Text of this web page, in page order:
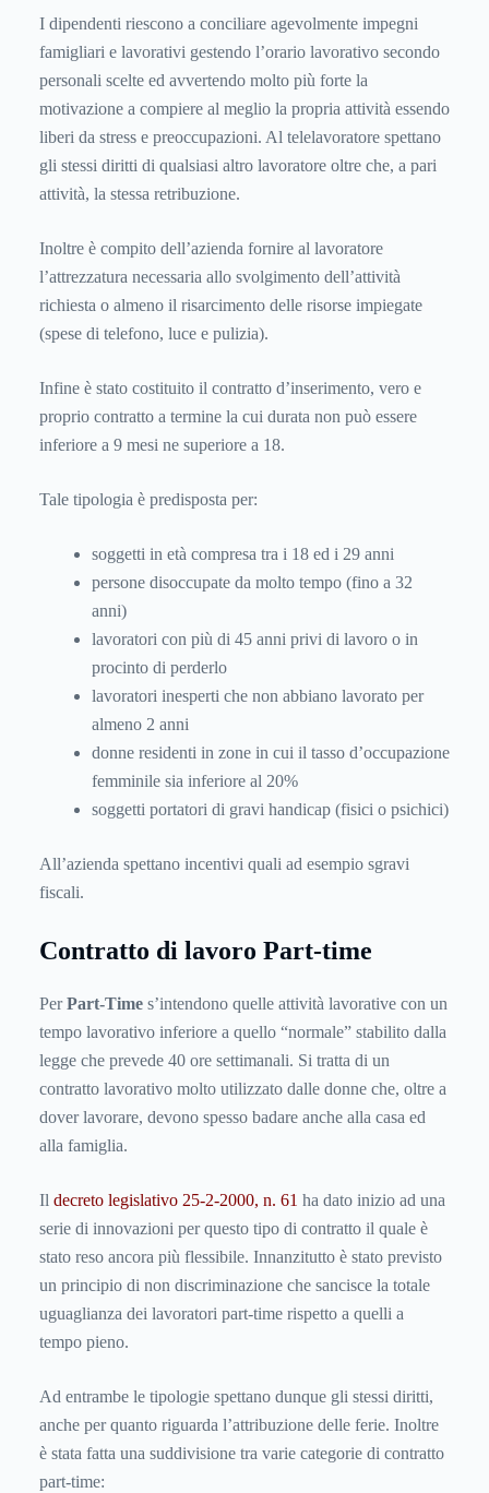
I dipendenti riescono a conciliare agevolmente impegni
famigliari e lavorativi gestendo l’orario lavorativo secondo
personali scelte ed avvertendo molto più forte la
motivazione a compiere al meglio la propria attività essendo
liberi da stress e preoccupazioni. Al telelavoratore spettano
gli stessi diritti di qualsiasi altro lavoratore oltre che, a pari
attività, la stessa retribuzione.
Inoltre è compito dell’azienda fornire al lavoratore
l’attrezzatura necessaria allo svolgimento dell’attività
richiesta o almeno il risarcimento delle risorse impiegate
(spese di telefono, luce e pulizia).
Infine è stato costituito il contratto d’inserimento, vero e
proprio contratto a termine la cui durata non può essere
inferiore a 9 mesi ne superiore a 18.
Tale tipologia è predisposta per:
soggetti in età compresa tra i 18 ed i 29 anni
persone disoccupate da molto tempo (fino a 32
anni)
lavoratori con più di 45 anni privi di lavoro o in
procinto di perderlo
lavoratori inesperti che non abbiano lavorato per
almeno 2 anni
donne residenti in zone in cui il tasso d’occupazione
femminile sia inferiore al 20%
soggetti portatori di gravi handicap (fisici o psichici)
All’azienda spettano incentivi quali ad esempio sgravi
fiscali.
Contratto di lavoro Part-time
PerPart-Time s’intendono quelle attività lavorative con un
tempo lavorativo inferiore a quello “normale” stabilito dalla
legge che prevede 40 ore settimanali. Si tratta di un
contratto lavorativo molto utilizzato dalle donne che, oltre a
dover lavorare, devono spesso badare anche alla casa ed
alla famiglia.
Il decreto legislativo 25-2-2000, n. 61 ha dato inizio ad una
serie di innovazioni per questo tipo di contratto il quale è
stato reso ancora più flessibile. Innanzitutto è stato previsto
un principio di non discriminazione che sancisce la totale
uguaglianza dei lavoratori part-time rispetto a quelli a
tempo pieno.
Ad entrambe le tipologie spettano dunque gli stessi diritti,
anche per quanto riguarda l’attribuzione delle ferie. Inoltre
è stata fatta una suddivisione tra varie categorie di contratto
part-time: